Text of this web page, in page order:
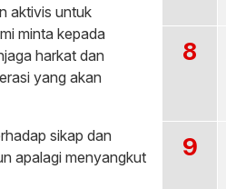
aktivis untuk
minta kepada
harkat dan
yang akan
sikap dan
apalagi menyangkut
8
9